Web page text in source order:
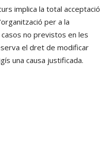
implica la total acceptació
per a la
no previstos en les
el dret de modificar
una causa justificada.